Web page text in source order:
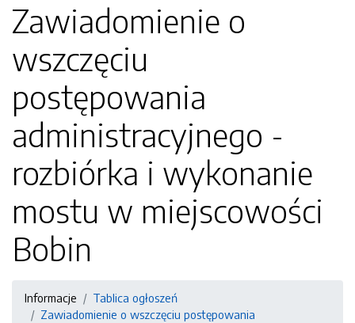
Zawiadomienie o
wszczęciu
postępowania
administracyjnego -
rozbiórka i wykonanie
mostu w miejscowości
Bobin
Informacje
Tablica ogłoszeń
Zawiadomienie o wszczęciu postępowania